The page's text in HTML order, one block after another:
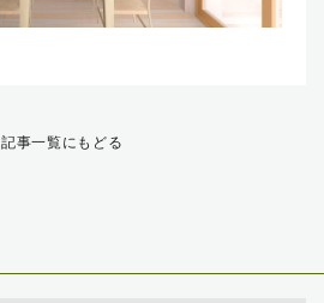
記事一覧にもどる